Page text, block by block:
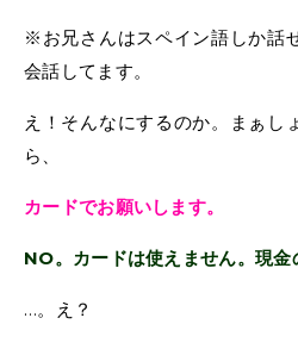
※お兄さんはスペイン語しか話
会話してます。
え！そんなにするのか。まぁし
ら、
カードでお願いします。
NO。カードは使えません。現金
…。え？